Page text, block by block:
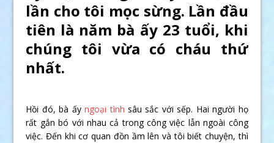
lần cho tôi mọc sừng. Lần đầu
tiên là năm bà ấy 23 tuổi, khi
chúng tôi vừa có cháu thứ
nhất.
Hồi đó, bà ấyngoại tìnhsâu sắc với sếp. Hai người họ
rất gắn bó với nhau cả trong công việc lẫn ngoài công
việc. Đến khi cơ quan đồn ầm lên và tôi biết chuyện, thì